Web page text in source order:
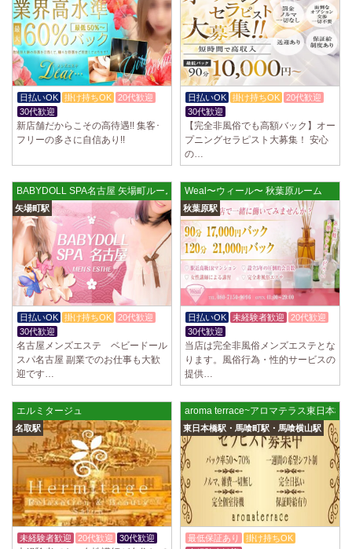
日払いOK 掛け持ちOK
20代歓迎
30代歓迎
新店舗だからこその高待遇!! 集客･
フリーの多さに自信あり!!
日払いOK 掛け持ちOK
20代歓迎
30代歓迎
【完全非風俗でも高額バック】オー
プニングセラピスト大募集！ 安心
の…
BABYDOLL SPA名古屋 矢場町ルーム
矢場町駅
日払いOK 掛け持ちOK
20代歓迎
30代歓迎
名古屋メンズエステ ベビードール
スパ名古屋 副業でのお仕事も大歓
迎です…
Weal〜ウィール〜 秋葉原ルーム
秋葉原駅
日払いOK 未経験者歓迎
20代歓迎
30代歓迎
当店は完全非風俗メンズエステとな
ります。風俗行為・性的サービスの
提供…
エルミタージュ
名取駅
未経験者歓迎 20代歓迎 30代歓迎
aroma terrace~アロマテラス東日本橋
東日本橋駅・馬喰町駅・馬喰横山駅
最低保証あり
掛け持ちOK